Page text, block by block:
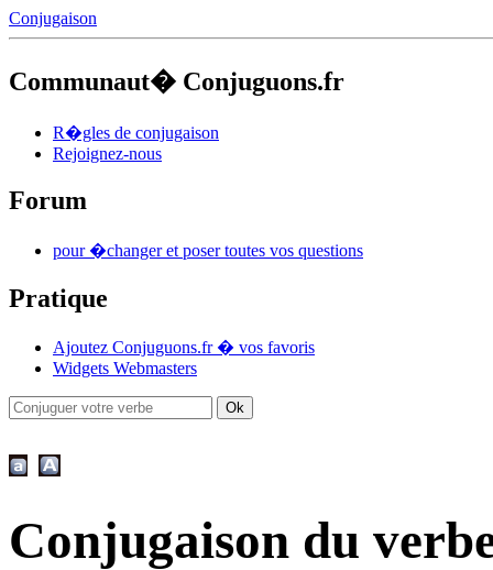
Conjugaison
Communaut� Conjuguons.fr
R�gles de conjugaison
Rejoignez-nous
Forum
pour �changer et poser toutes vos questions
Pratique
Ajoutez Conjuguons.fr � vos favoris
Widgets Webmasters
Conjugaison du